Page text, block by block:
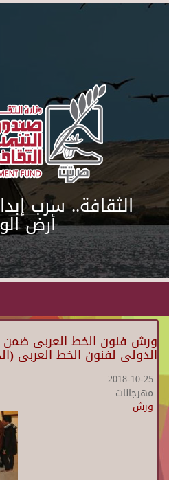
الثقافة.. سرب
أرض
ورش فنون الخط العربى ضمن
الدولى لفنون الخط العربى
2018-10-25
مهرجانات
ورش